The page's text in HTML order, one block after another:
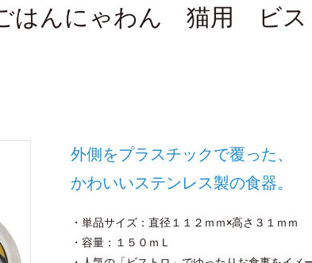
はんにゃわん 猫用 ビス
外側をプラスチックで覆った、
かわいいステンレス製の食器。
・単品サイズ：直径１１２ｍｍ×高さ３１ｍｍ
・容量：１５０ｍＬ